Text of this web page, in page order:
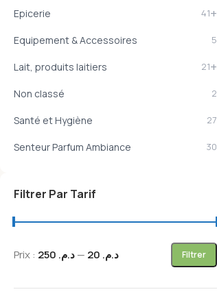
Epicerie 41+
Equipement & Accessoires 5
Lait, produits laitiers 21+
Non classé 2
Santé et Hygiène 27
Senteur Parfum Ambiance 30
Filtrer Par Tarif
Filtrer
Prix : د.م. 20 —د.م. 250